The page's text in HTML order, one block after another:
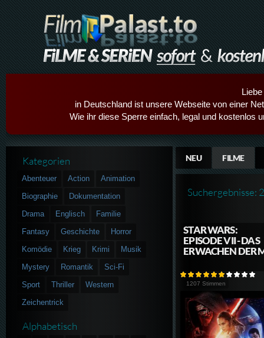
in Deutschland ist unsere Webseite von einer
Wie ihr diese Sperre einfach, legal und kostenlos
NEU FILME
Suchergebnisse:
STAR WARS:
EPISODE VII - DAS
ERWACHEN DER
1207 Stimmen
Kategorien
Abenteuer Action
Animation
Biographie
Dokumentation
Drama
Englisch
Familie
Fantasy
Geschichte
Horror
Komödie
Krieg Krimi
Musik
Mystery
Romantik
Sci-Fi
Sport
Thriller
Western
Zeichentrick
Alphabetisch